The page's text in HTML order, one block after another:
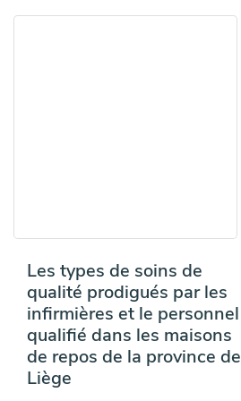
Les types de soins de
qualité prodigués par les
infirmières et le personnel
qualifié dans les maisons
de repos de la province de
Liège